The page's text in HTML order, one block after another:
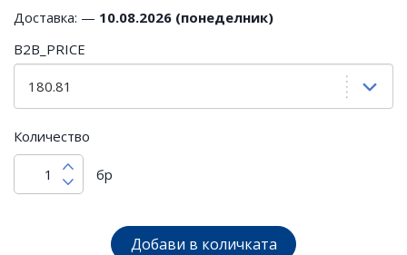
Доставка: — 10.08.2026 (понеделник)
B2B_PRICE
Количество
бр
Добави в количката